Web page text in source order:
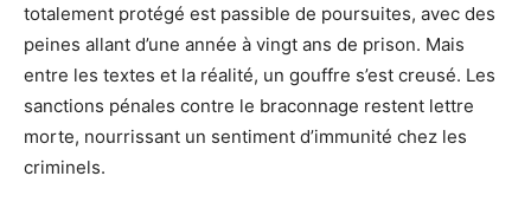
totalement protégé est passible de poursuites, avec des
peines allant d’une année à vingt ans de prison. Mais
entre les textes et la réalité, un gouffre s’est creusé. Les
sanctions pénales contre le braconnage restent lettre
morte, nourrissant un sentiment d’immunité chez les
criminels.